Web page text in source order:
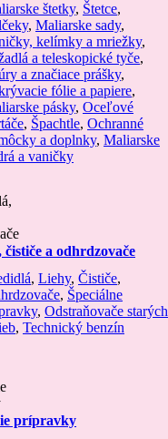
štetky, Štetce,
, Maliarske sady,
kelímky a mriežky,
a teleskopické tyče,
a značiace prášky,
fólie a papiere,
pásky, Oceľové
, Špachtle, Ochranné
a doplnky, Maliarske
a vaničky
a odhrdzovače
, Liehy, Čističe,
, Špeciálne
, Odstraňovače starých
, Technický benzín
prípravky